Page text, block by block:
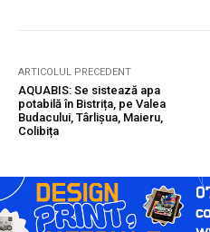
ARTICOLUL PRECEDENT
AQUABIS: Se sistează apa
potabilă în Bistrița, pe Valea
Budacului, Târlișua, Maieru,
Colibița